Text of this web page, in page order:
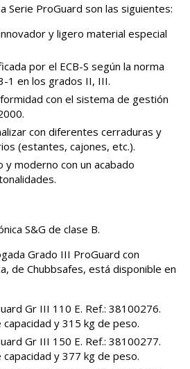
Serie ProGuard son las siguientes:
y ligero material especial
por el ECB-S según la norma
1 en los grados II, III.
con el sistema de gestión
con diferentes cerraduras y
(estantes, cajones, etc.).
y moderno con un acabado
S&G de clase B.
Grado III ProGuard con
de Chubbsafes, está disponible en
Gr III 110 E. Ref.: 38100276.
y 315 kg de peso.
Gr III 150 E. Ref.: 38100277.
y 377 kg de peso.